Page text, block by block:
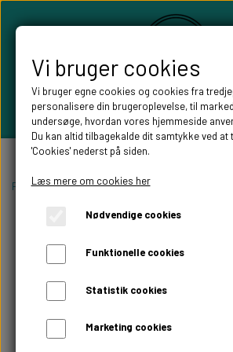
PERSONLIGE
BRYLLUPS GAVER
DÅBSGAVER/
SKILTE TIL FESTEN
WILLOW TREE
WILLOW TREE BRYLLUPS
Forside Personlige gaver Personlige
Vi bruger cookies
Vi bruger egne cookies og cookies fra
personalisere din brugeroplevelse, til
undersøge, hvordan vores hjemmeside
Du kan altid tilbagekalde dit samtykke ved at
'Cookies' nederst på siden.
Læs mere om cookies her
Nødvendige cookies
Funktionelle cookies
Statistik cookies
Marketing cookies